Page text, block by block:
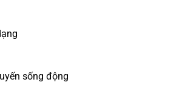
sống động